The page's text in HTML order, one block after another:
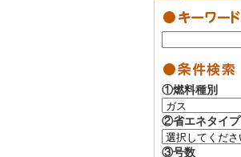
①燃料種別
②省エネタイプ
③号数